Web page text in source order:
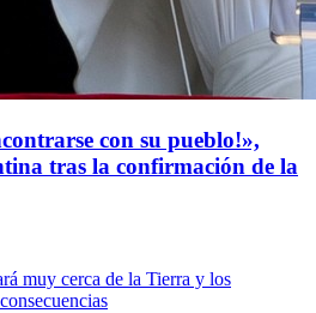
con su pueblo!»,
tras la confirmación de la